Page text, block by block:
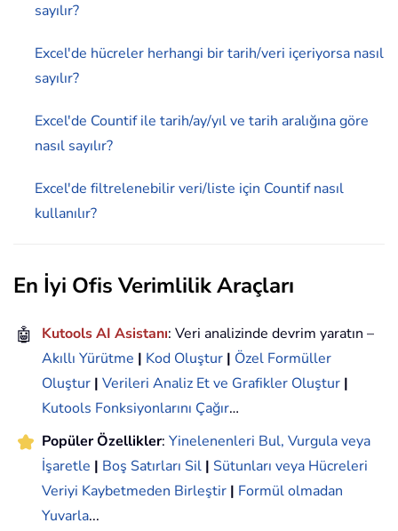
sayılır?
Excel'de hücreler herhangi bir tarih/veri içeriyorsa nasıl
sayılır?
Excel'de Countif ile tarih/ay/yıl ve tarih aralığına göre
nasıl sayılır?
Excel'de filtrelenebilir veri/liste için Countif nasıl
kullanılır?
En İyi Ofis Verimlilik Araçları
🤖 Kutools AI Asistanı: Veri analizinde devrim yaratın –
Akıllı Yürütme | Kod Oluştur | Özel Formüller
Oluştur | Verileri Analiz Et ve Grafikler Oluştur |
Kutools Fonksiyonlarını Çağır…
Popüler Özellikler: Yinelenenleri Bul, Vurgula veya
İşaretle | Boş Satırları Sil | Sütunları veya Hücreleri
Veriyi Kaybetmeden Birleştir | Formül olmadan
Yuvarla...